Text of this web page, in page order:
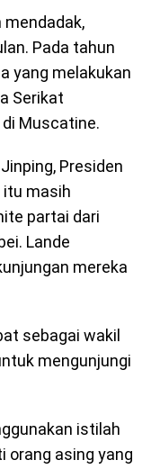
Pada tahun
yang melakukan
Serikat
Muscatine.
Presiden
itu masih
partai dari
Lande
mereka
sebagai wakil
mengunjungi
istilah
orang asing yang